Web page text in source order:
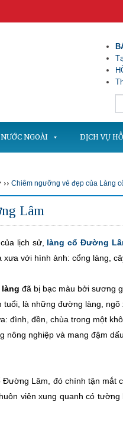
NGOÀI DỊCH VỤ
›› Chiêm ngưỡng vẻ đẹp của Làng
Lâm
lịch sử, làng cổ Đường
xưa với hình ảnh: cổng làng,
đã bị bạc màu bởi sương
tuổi, là những đường làng,
đình, đền, chùa trong một
nông nghiệp và mang đậm
Lâm, đó chính tận mắt
viên xung quanh có